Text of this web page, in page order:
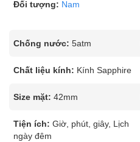
Đối tượng: Nam
Chống nước: 5atm
Chất liệu kính: Kính Sapphire
Size mặt: 42mm
Tiện ích: Giờ, phút, giây, Lịch
ngày đêm